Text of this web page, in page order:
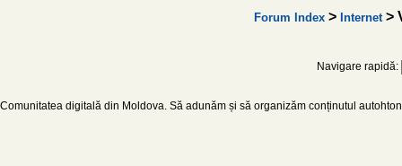
Forum Index > Internet>
Navigare rapidă:
Comunitatea digitală din Moldova. Să adunăm și să organizăm conținutul